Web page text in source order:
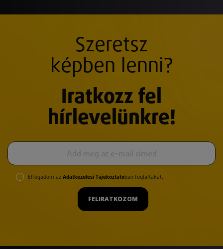
Szeretsz
képben lenni?
Iratkozz fel
hírlevelünkre!
Elfogadom az Adatkezelési Tájékoztatóban foglaltakat.
FELIRATKOZOM